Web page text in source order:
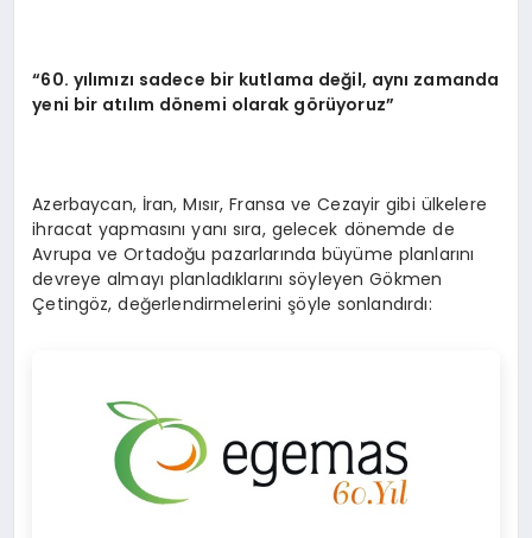
“60. yılımızı sadece bir kutlama değil, aynı zamanda
yeni bir atılım dönemi olarak görüyoruz”
Azerbaycan, İran, Mısır, Fransa ve Cezayir gibi ülkelere
ihracat yapmasını yanı sıra, gelecek dönemde de
Avrupa ve Ortadoğu pazarlarında büyüme planlarını
devreye almayı planladıklarını söyleyen Gökmen
Çetingöz, değerlendirmelerini şöyle sonlandırdı: